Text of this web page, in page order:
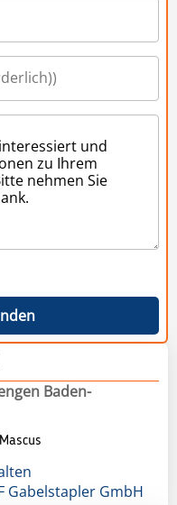
Baden-
Gabelstapler GmbH